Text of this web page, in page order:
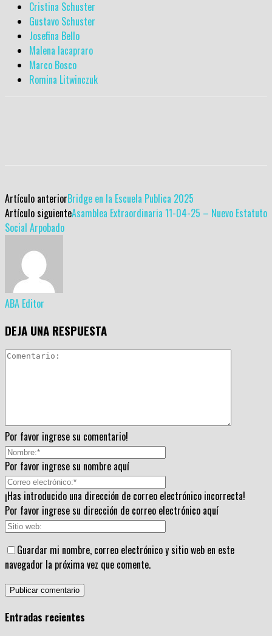
Cristina Schuster
Gustavo Schuster
Josefina Bello
Malena Iacapraro
Marco Bosco
Romina Litwinczuk
Artículo anteriorBridge en la Escuela Publica 2025
Artículo siguienteAsamblea Extraordinaria 11-04-25 – Nuevo Estatuto
Social Arpobado
ABA Editor
DEJA UNA RESPUESTA
Por favor ingrese su comentario!
Por favor ingrese su nombre aquí
¡Has introducido una dirección de correo electrónico incorrecta!
Por favor ingrese su dirección de correo electrónico aquí
Guardar mi nombre, correo electrónico y sitio web en este
navegador la próxima vez que comente.
Entradas recientes